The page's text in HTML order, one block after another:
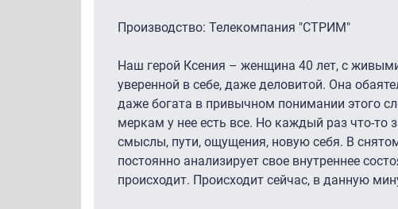
Производство: Телекомпания "СТРИМ"
Наш герой Ксения – женщина 40 лет, с
уверенной в себе, даже деловитой. Она
даже богата в привычном понимании этого
меркам у нее есть все. Но каждый раз что-то
смыслы, пути, ощущения, новую себя. В
постоянно анализирует свое внутреннее
происходит. Происходит сейчас, в данную